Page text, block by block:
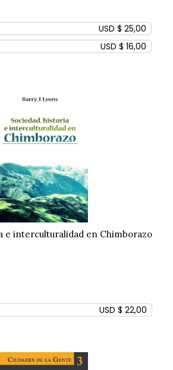
USD $ 25,00
USD $ 16,00
e interculturalidad en Chimborazo
USD $ 22,00